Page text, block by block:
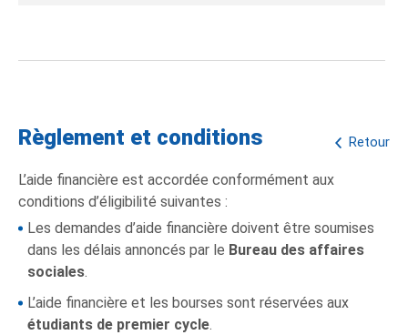
Retour
Règlement et conditions
L’aide financière est accordée conformément aux
conditions d’éligibilité suivantes :
Les demandes d’aide financière doivent être soumises
dans les délais annoncés par le Bureau des affaires
sociales.
L’aide financière et les bourses sont réservées aux
étudiants de premier cycle.